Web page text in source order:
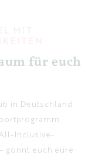
für euch
in Deutschland
Inclusive-
gönnt euch eure